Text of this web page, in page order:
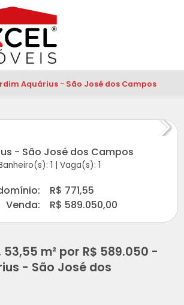
Aquárius - São José dos Campos
- São José dos Campos
1 | Vaga(s): 1
R$ 771,55
Venda:
R$ 589.050,00
m² por R$ 589.050 -
- São José dos